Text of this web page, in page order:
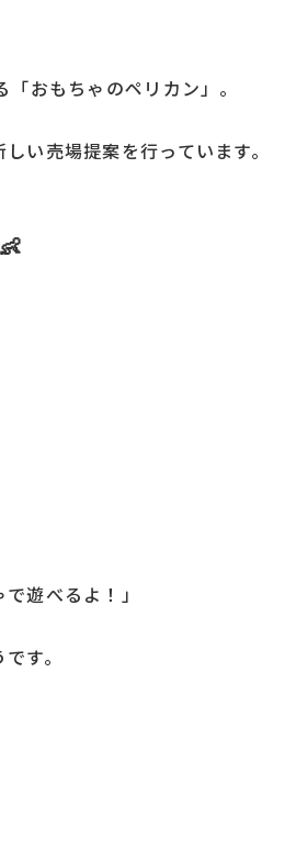
おもちゃのペリカン」。
い売場提案を行っています。
遊べるよ！」
す。